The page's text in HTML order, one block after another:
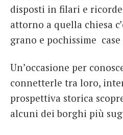
disposti in filari e
attorno a quella chiesa
grano e pochissime case
Un’occasione per
connetterle tra loro,
prospettiva storica
alcuni dei borghi più